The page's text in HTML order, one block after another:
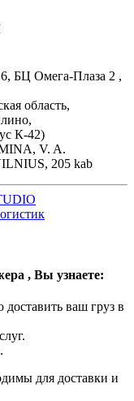
БЦ Омега-Плаза 2 ,
область,
К-42)
V. A.
205 kab
, Вы узнаете:
ваш груз в
для доставки и